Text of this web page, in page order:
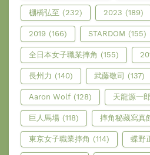
棚橋弘至 (232) 2023 (189)
2019 (166) STARDOM (155)
全日本女子職業摔角 (155)
長州力 (140) 武藤敬司 (137)
Aaron Wolf (128) 天龍源一郎
巨人馬場 (118) 摔角秘藏寫真
東京女子職業摔角 (114) 蝶野